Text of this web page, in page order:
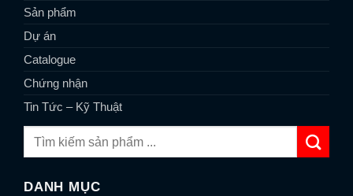
Sản phẩm
Dự án
Catalogue
Chứng nhận
Tin Tức – Kỹ Thuật
DANH MỤC